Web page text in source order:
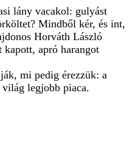
lány vacakol: gulyást
Mindből kér, és int,
Horváth László
apró harangot
mi pedig érezzük: a
legjobb piaca.